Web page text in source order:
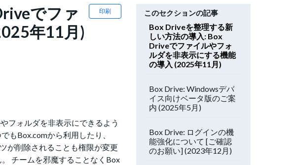
印刷
でファ
年11月)
フォルダを非表示にできるよう
もBox.comから利用したり、
が削除されることも権限が変更
チームを邪魔することなくBox
このセクションの記事
Box Driveを整理する新
しい方法の導入: Box
Driveでファイルやフォ
ルダを非表示にする機能
の導入 (2025年11月)
Box Drive: Windowsデバ
イス向けベータ版のご案
内 (2025年5月)
Box Drive: ログインの機
能強化について [ご確認
のお願い] (2023年12月)